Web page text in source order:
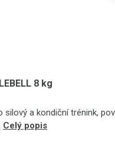
8 kg
silový a kondiční trénink,
Celý popis